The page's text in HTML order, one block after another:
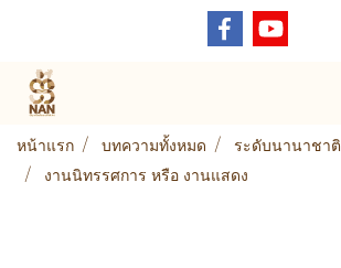
หน้าแรก บทความทั้งหมด
ระดับนานาชาติ
งานนิทรรศการ หรือ งานแสดง